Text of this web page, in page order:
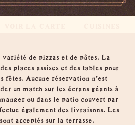
variété de pizzas et de pâtes. La
places assises et des tables pour
fêtes. Aucune réservation n'est
un match sur les écrans géants à
ou dans le patio couvert par
également des livraisons. Les
acceptés sur la terrasse.